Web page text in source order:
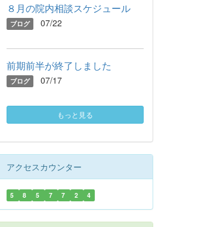
８月の院内相談スケジュール
ブログ 07/22
前期前半が終了しました
ブログ 07/17
もっと見る
アクセスカウンター
5 8 5 7 7 2 4